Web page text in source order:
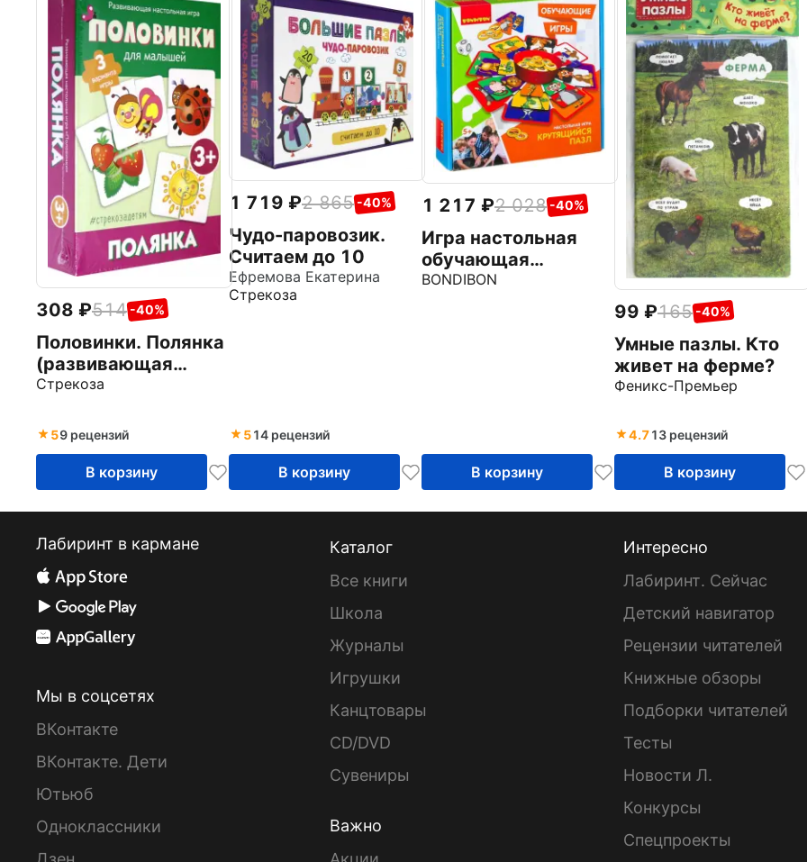
308 514 -40%
Половинки. Полянка
(развивающая
настольная игра)
Стрекоза
59 рецензий
В корзину
1 719 2 865 -40%
Чудо-паровозик.
Считаем до 10
Ефремова Екатерина
Стрекоза
514 рецензий
В корзину
1 217 2 028 -40%
Игра настольная
обучающая
"Крутящийся пазл"
BONDIBON
В корзину
99 165 -40%
Умные пазлы. Кто
живет на ферме?
Феникс-Премьер
4.713 рецензий
В корзину
Лабиринт в кармане
Мы в соцсетях
ВКонтакте
ВКонтакте. Дети
Ютьюб
Одноклассники
Каталог
Все книги
Школа
Журналы
Игрушки
Канцтовары
CD/DVD
Сувениры
Важно
Интересно
Лабиринт. Сейчас
Детский навигатор
Рецензии читателей
Книжные обзоры
Подборки читателей
Тесты
Новости Л.
Конкурсы
Спецпроекты